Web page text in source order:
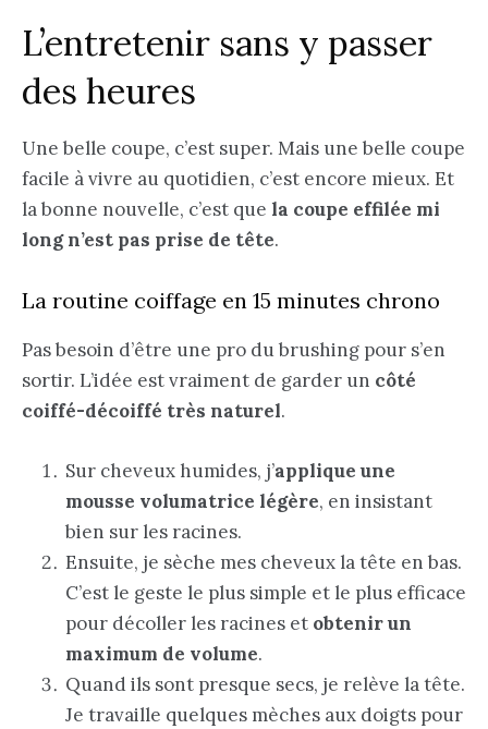
L’entretenir sans y passer
des heures
Une belle coupe, c’est super. Mais une belle coupe
facile à vivre au quotidien, c’est encore mieux. Et
la bonne nouvelle, c’est que la coupe effilée mi
long n’est pas prise de tête.
La routine coiffage en 15 minutes chrono
Pas besoin d’être une pro du brushing pour s’en
sortir. L’idée est vraiment de garder un côté
coiffé-décoiffé très naturel.
Sur cheveux humides, j’applique une
mousse volumatrice légère, en insistant
bien sur les racines.
Ensuite, je sèche mes cheveux la tête en bas.
C’est le geste le plus simple et le plus efficace
pour décoller les racines et obtenir un
maximum de volume.
Quand ils sont presque secs, je relève la tête.
Je travaille quelques mèches aux doigts pour